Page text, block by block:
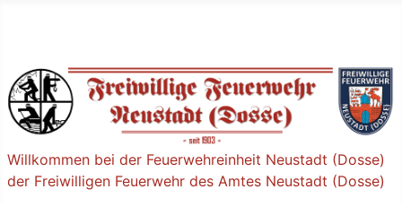
Willkommen bei der Feuerwehreinheit Neustadt (Dosse)
der Freiwilligen Feuerwehr des Amtes Neustadt (Dosse)